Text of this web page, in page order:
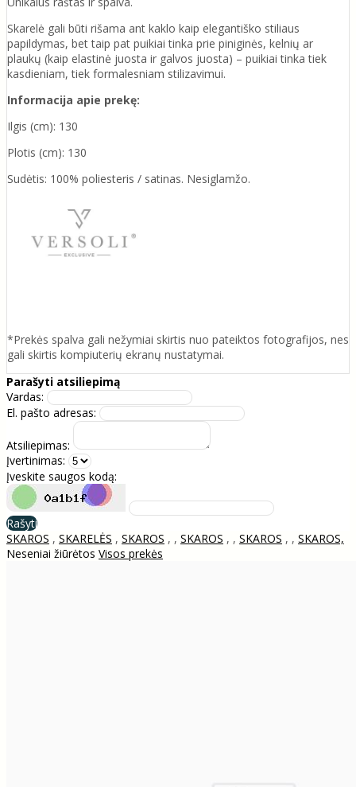
Skarelė gali būti rišama ant kaklo kaip elegantiško stiliaus
papildymas, bet taip pat puikiai tinka prie piniginės, kelnių ar
plaukų (kaip elastinė juosta ir galvos juosta) – puikiai tinka tiek
kasdieniam, tiek formalesniam stilizavimui.
Informacija apie prekę:
Ilgis (cm): 130
Plotis (cm): 130
Sudėtis: 100% poliesteris / satinas. Nesiglamžo.
*Prekės spalva gali nežymiai skirtis nuo pateiktos fotografijos, nes
gali skirtis kompiuterių ekranų nustatymai.
Parašyti atsiliepimą
Vardas:
El. pašto adresas:
Atsiliepimas:
Įvertinimas:
Įveskite saugos kodą:
Rašyti
SKAROS , SKARELĖS , SKAROS , , SKAROS , , SKAROS , , SKAROS,
Neseniai žiūrėtos Visos prekės